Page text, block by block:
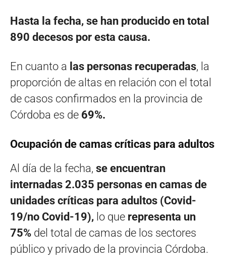
Hasta la fecha, se han producido en total
890 decesos por esta causa.
En cuanto a las personas recuperadas, la
proporción de altas en relación con el total
de casos confirmados en la provincia de
Córdoba es de 69%.
Ocupación de camas críticas para adultos
Al día de la fecha, se encuentran
internadas 2.035 personas en camas de
unidades críticas para adultos (Covid-
19/no Covid-19), lo que representa un
75% del total de camas de los sectores
público y privado de la provincia Córdoba.